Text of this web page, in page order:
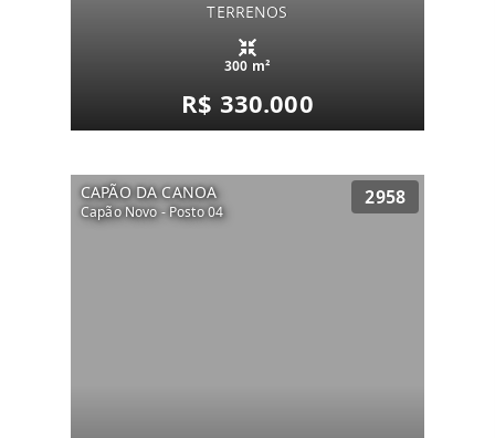
TERRENOS
300 m²
R$ 330.000
CAPÃO DA CANOA
Capão Novo - Posto 04
2958